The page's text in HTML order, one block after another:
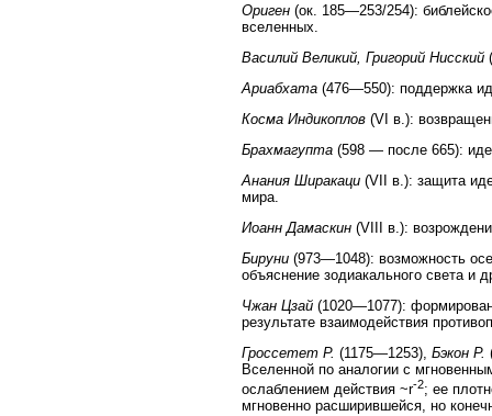
Ориген (ок. 185—253/254):
вселенных.
Василий Великий, Григорий Нисский
Ариабхата (476—550): поддержка
Косма Индикоплов (VI в.):
Брахмагупта (598 — после 665):
Анания Ширакаци (VII в.): защита
мира.
Иоанн Дамаскин (VIII в.):
Бируни (973—1048): возможность
объяснение зодиакального света и
Чжан Цзай (1020—1077):
результате взаимодействия
Гроссетет Р. (1175—1253), Бэкон Р.
Вселенной по аналогии с
ослаблением действия ~r-2; ее
мгновенно расширившейся, но